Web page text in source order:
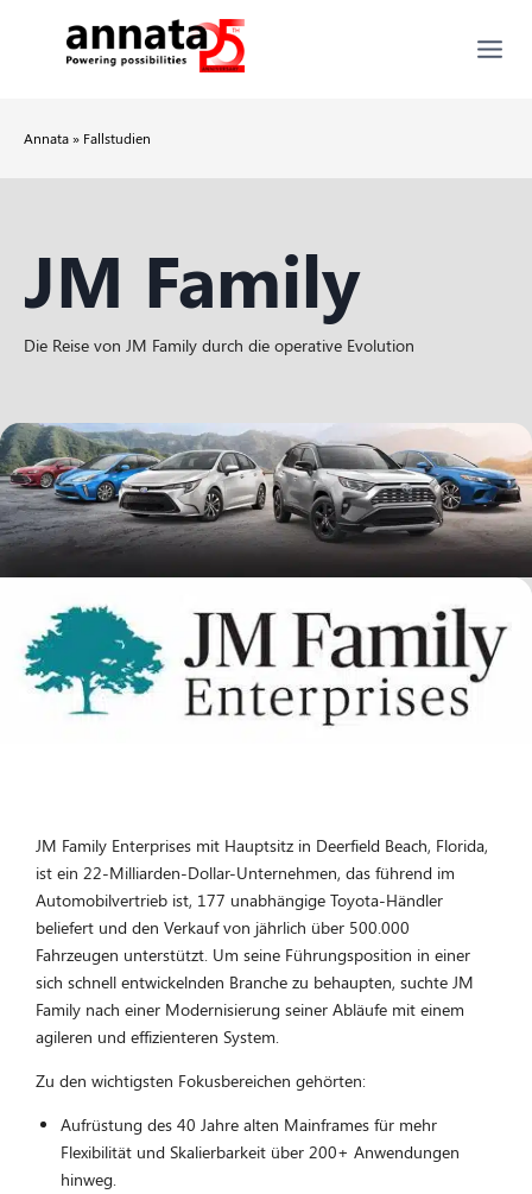
Annata » Fallstudien
JM Family
Die Reise von JM Family durch die operative Evolution
JM Family Enterprises mit Hauptsitz in Deerfield Beach, Florida,
ist ein 22-Milliarden-Dollar-Unternehmen, das führend im
Automobilvertrieb ist, 177 unabhängige Toyota-Händler
beliefert und den Verkauf von jährlich über 500.000
Fahrzeugen unterstützt. Um seine Führungsposition in einer
sich schnell entwickelnden Branche zu behaupten, suchte JM
Family nach einer Modernisierung seiner Abläufe mit einem
agileren und effizienteren System.
Zu den wichtigsten Fokusbereichen gehörten:
Aufrüstung des 40 Jahre alten Mainframes für mehr
Flexibilität und Skalierbarkeit über 200+ Anwendungen
hinweg.